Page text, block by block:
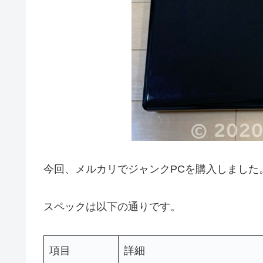
今回、メルカリでジャンクPCを購入しました
スペックは以下の通りです。
項目 詳細